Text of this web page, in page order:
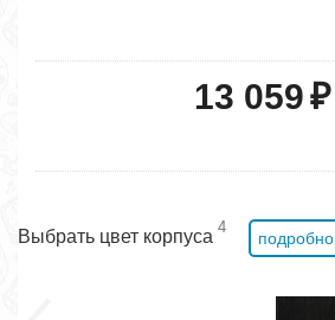
13 059₽
Выбрать цвет корпуса 4
подробно